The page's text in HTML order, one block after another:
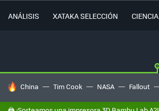
ANÁLISIS XATAKA SELECCIÓN CIENCIA
HOY SE HABLA DE
China Tim Cook NASA Fallout